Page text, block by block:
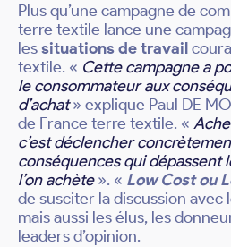
Plus qu’une campagne de
terre textile lance une
lessituations de travail
textile. « Cette campagne a
le consommateur aux
d’achat» explique Paul DE
de France terre textile. «
c’est déclencher
conséquences qui dépassent
l’on achète». « Low Cost ou
de susciter la discussion avec
mais aussi les élus, les
leaders d’opinion.